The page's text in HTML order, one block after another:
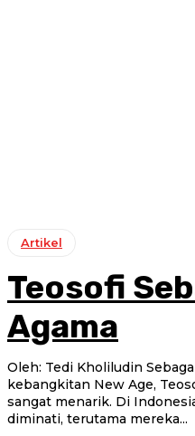
Artikel
Teosofi
Agama
Oleh: Tedi Kholiludin
kebangkitan New Age,
sangat menarik. Di
diminati, terutama mereka...